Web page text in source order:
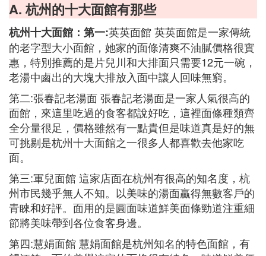
A. 杭州的十大面館有那些
杭州十大面館：第一:英英面館 英英面館是一家傳統
的老字型大小面館，她家的面條清爽不油膩價格很實
惠，特別推薦的是片兒川和大排面只需要12元一碗，
老湯中鹵出的大塊大排放入面中讓人回味無窮。
第二:張春記老湯面 張春記老湯面是一家人氣很高的
面館，來這里吃過的食客都說好吃，這裡面條種類齊
全分量很足，價格雖然有一點貴但是味道真是好的無
可挑剔是杭州十大面館之一很多人都喜歡去他家吃
面。
第三:軍兒面館 這家店面在杭州有很高的知名度，杭
州市民幾乎無人不知。以美味的湯面贏得無數客戶的
青睞和好評。面用的是圓面味道鮮美面條勁道注重細
節將美味帶到各位食客身邊。
第四:慧娟面館 慧娟面館是杭州知名的特色面館，有